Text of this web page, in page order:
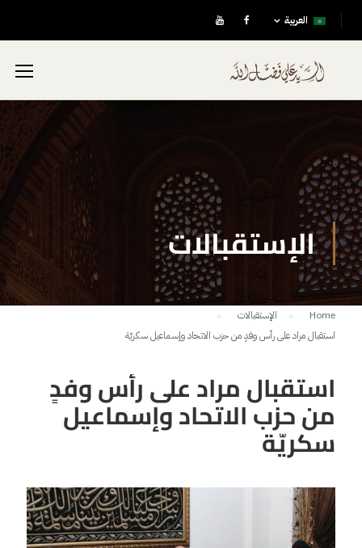
العربية
الإستقبالات
Home
الإستقبالات
استقبال مراد على رأس وفدٍ من حزب الاتحاد وإسماعيل سكريّة
استقبال مراد على رأس وفدٍ
من حزب الاتحاد وإسماعيل
سكريّة